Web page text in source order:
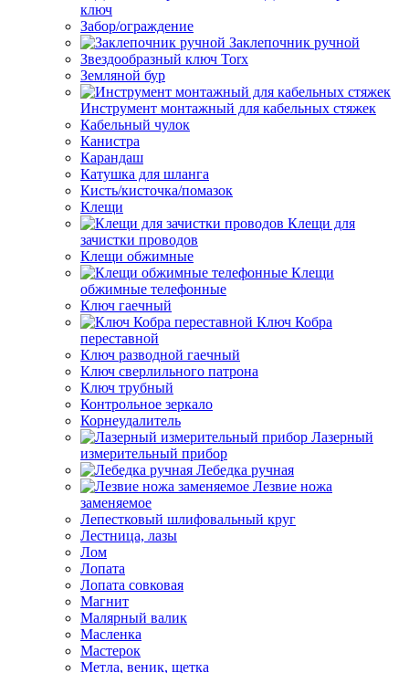
ключ
Забор/ограждение
Заклепочник ручной
Звездообразный ключ Torx
Земляной бур
Инструмент монтажный для кабельных стяжек
Кабельный чулок
Канистра
Карандаш
Катушка для шланга
Кисть/кисточка/помазок
Клещи
Клещи для
зачистки проводов
Клещи обжимные
Клещи
обжимные телефонные
Ключ гаечный
Ключ Кобра
переставной
Ключ разводной гаечный
Ключ сверлильного патрона
Ключ трубный
Контрольное зеркало
Корнеудалитель
Лазерный
измерительный прибор
Лебедка ручная
Лезвие ножа
заменяемое
Лепестковый шлифовальный круг
Лестница, лазы
Лом
Лопата
Лопата совковая
Магнит
Малярный валик
Масленка
Мастерок
Метла, веник, щетка